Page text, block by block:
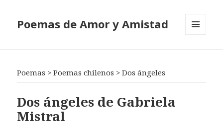
Poemas de Amor y Amistad
Poemas >Poemas chilenos >Dos ángeles
Dos ángeles de Gabriela
Mistral